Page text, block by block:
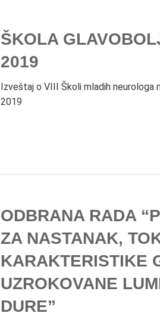
ŠKOLA
2019
Izveštaj o VIII Školi mladih neurologa
2019
ODBRANA RADA
ZA NASTANAK,
KARAKTERISTIKE
UZROKOVANE
DURE”